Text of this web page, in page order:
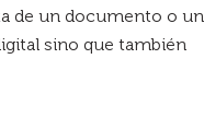
de un documento o un
sino que también